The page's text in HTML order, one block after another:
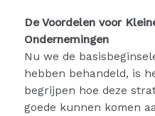
De Voordelen voor
Ondernemingen
Nu we de
hebben behandeld, is
begrijpen hoe deze
goede kunnen komen